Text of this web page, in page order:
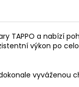
TAPPO a nabízí
výkon po
dokonale vyváženou